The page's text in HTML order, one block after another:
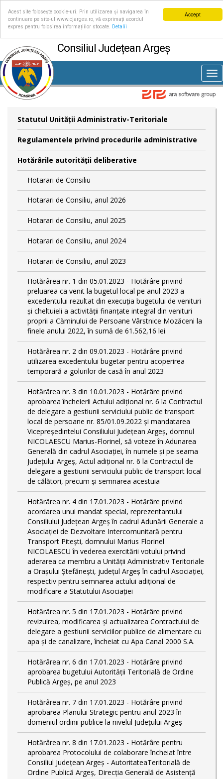
Accept
Acest site folosește cookie-uri. Prin utilizarea și navigarea în
continuare pe site-ul www.cjarges.ro, vă exprimați acordul
expres pentru folosirea informațiilor stocate.
Detalii
Consiliul Județean Argeș
Statutul Unităţii Administrativ-Teritoriale
Regulamentele privind procedurile administrative
Hotărârile autorităţii deliberative
Hotarari de Consiliu
Hotarari de Consiliu, anul 2026
Hotarari de Consiliu, anul 2025
Hotarari de Consiliu, anul 2024
Hotarari de Consiliu, anul 2023
Hotărârea nr. 1 din 05.01.2023 - Hotărâre privind
preluarea ca venit la bugetul local pe anul 2023 a
excedentului rezultat din execuția bugetului de venituri
și cheltuieli a activității finanțate integral din venituri
proprii a Căminului de Persoane Vârstnice Mozăceni la
finele anului 2022, în sumă de 61.562,16 lei
Hotărârea nr. 2 din 09.01.2023 - Hotărâre privind
utilizarea excedentului bugetar pentru acoperirea
temporară a golurilor de casă în anul 2023
Hotărârea nr. 3 din 10.01.2023 - Hotărâre privind
aprobarea încheierii Actului adițional nr. 6 la Contractul
de delegare a gestiunii serviciului public de transport
local de persoane nr. 85/01.09.2022 și mandatarea
Vicepreședintelui Consiliului Județean Argeș, domnul
NICOLAESCU Marius-Florinel, să voteze în Adunarea
Generală din cadrul Asociației, în numele și pe seama
Județului Argeș, Actul adițional nr. 6 la Contractul de
delegare a gestiunii serviciului public de transport local
de călători, precum și semnarea acestuia
Hotărârea nr. 4 din 17.01.2023 - Hotărâre privind
acordarea unui mandat special, reprezentantului
Consiliului Județean Argeș în cadrul Adunării Generale a
Asociației de Dezvoltare Intercomunitară pentru
Transport Pitești, domnului Marius Florinel
NICOLAESCU în vederea exercitării votului privind
aderarea ca membru a Unității Administrativ Teritoriale
a Orașului Ștefănești, județul Argeș în cadrul Asociației,
respectiv pentru semnarea actului adițional de
modificare a Statutului Asociației
Hotărârea nr. 5 din 17.01.2023 - Hotărâre privind
revizuirea, modificarea și actualizarea Contractului de
delegare a gestiunii serviciilor publice de alimentare cu
apa și de canalizare, încheiat cu Apa Canal 2000 S.A.
Hotărârea nr. 6 din 17.01.2023 - Hotărâre privind
aprobarea bugetului Autorității Teritorială de Ordine
Publică Argeș, pe anul 2023
Hotărârea nr. 7 din 17.01.2023 - Hotărâre privind
aprobarea Planului Strategic pentru anul 2023 în
domeniul ordinii publice la nivelul Judeţului Argeş
Hotărârea nr. 8 din 17.01.2023 - Hotărâre pentru
aprobarea Protocolului de colaborare încheiat între
Consiliul Județean Argeș - AutoritateaTeritorială de
Ordine Publică Argeş, Direcţia Generală de Asistenţă